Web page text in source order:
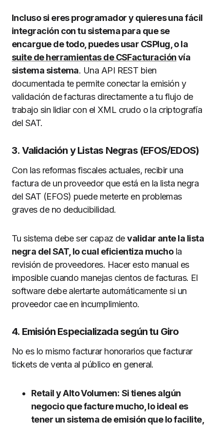
Incluso si eres programador y quieres una fácil
integración con tu sistema para que se
encargue de todo, puedes usar CSPlug, o la
suite de herramientas de CSFacturaciónvía
sistema sistema. Una API REST bien
documentada te permite conectar la emisión y
validación de facturas directamente a tu flujo de
trabajo sin lidiar con el XML crudo o la criptografía
del SAT.
3. Validación y Listas Negras (EFOS/EDOS)
Con las reformas fiscales actuales, recibir una
factura de un proveedor que está en la lista negra
del SAT (EFOS) puede meterte en problemas
graves de no deducibilidad.
Tu sistema debe ser capaz devalidar ante la lista
negra del SAT, lo cual eficientiza muchola
revisión de proveedores. Hacer esto manual es
imposible cuando manejas cientos de facturas. El
software debe alertarte automáticamente si un
proveedor cae en incumplimiento.
4. Emisión Especializada según tu Giro
No es lo mismo facturar honorarios que facturar
tickets de venta al público en general.
Retail y Alto Volumen: Si tienes algún
negocio que facture mucho, lo ideal es
tener un sistema de emisión que lo facilite,